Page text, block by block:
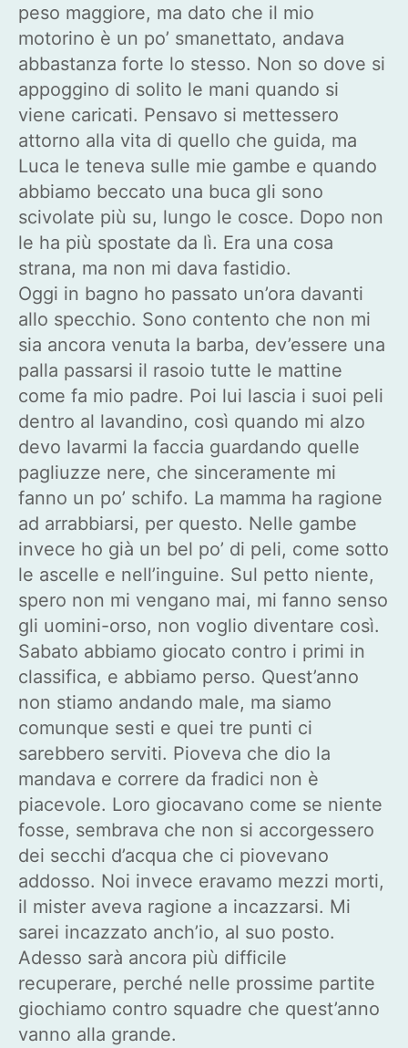
peso maggiore, ma dato che il mio
motorino è un po’ smanettato, andava
abbastanza forte lo stesso. Non so dove si
appoggino di solito le mani quando si
viene caricati. Pensavo si mettessero
attorno alla vita di quello che guida, ma
Luca le teneva sulle mie gambe e quando
abbiamo beccato una buca gli sono
scivolate più su, lungo le cosce. Dopo non
le ha più spostate da lì. Era una cosa
strana, ma non mi dava fastidio.
Oggi in bagno ho passato un’ora davanti
allo specchio. Sono contento che non mi
sia ancora venuta la barba, dev’essere una
palla passarsi il rasoio tutte le mattine
come fa mio padre. Poi lui lascia i suoi peli
dentro al lavandino, così quando mi alzo
devo lavarmi la faccia guardando quelle
pagliuzze nere, che sinceramente mi
fanno un po’ schifo. La mamma ha ragione
ad arrabbiarsi, per questo. Nelle gambe
invece ho già un bel po’ di peli, come sotto
le ascelle e nell’inguine. Sul petto niente,
spero non mi vengano mai, mi fanno senso
gli uomini-orso, non voglio diventare così.
Sabato abbiamo giocato contro i primi in
classifica, e abbiamo perso. Quest’anno
non stiamo andando male, ma siamo
comunque sesti e quei tre punti ci
sarebbero serviti. Pioveva che dio la
mandava e correre da fradici non è
piacevole. Loro giocavano come se niente
fosse, sembrava che non si accorgessero
dei secchi d’acqua che ci piovevano
addosso. Noi invece eravamo mezzi morti,
il mister aveva ragione a incazzarsi. Mi
sarei incazzato anch’io, al suo posto.
Adesso sarà ancora più difficile
recuperare, perché nelle prossime partite
giochiamo contro squadre che quest’anno
vanno alla grande.